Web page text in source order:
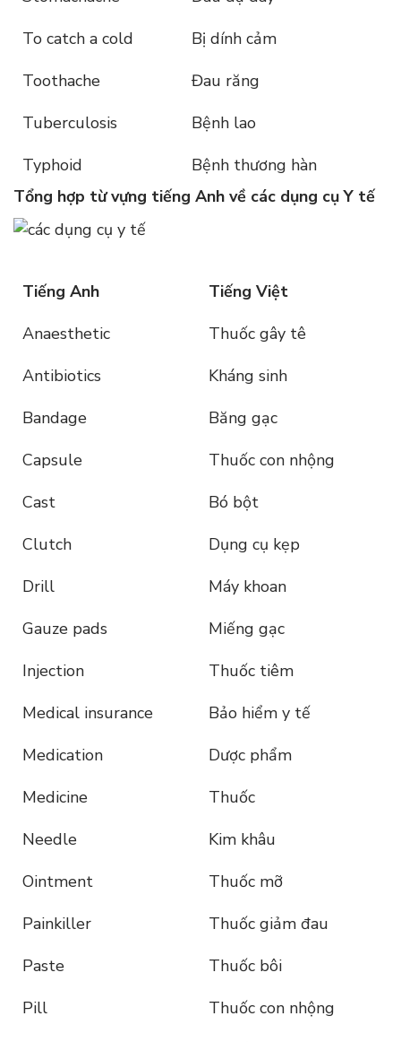
To catch a cold
Bị dính cảm
Toothache
Đau răng
Tuberculosis
Bệnh lao
Typhoid
Bệnh thương hàn
Tổng hợp từ vựng tiếng Anh về các dụng cụ Y tế
Tiếng Anh
Tiếng Việt
Anaesthetic
Thuốc gây tê
Antibiotics
Kháng sinh
Bandage
Băng gạc
Capsule
Thuốc con nhộng
Cast
Bó bột
Clutch
Dụng cụ kẹp
Drill
Máy khoan
Gauze pads
Miếng gạc
Injection
Thuốc tiêm
Medical insurance
Bảo hiểm y tế
Medication
Dược phẩm
Medicine
Thuốc
Needle
Kim khâu
Ointment
Thuốc mỡ
Painkiller
Thuốc giảm đau
Paste
Thuốc bôi
Pill
Thuốc con nhộng